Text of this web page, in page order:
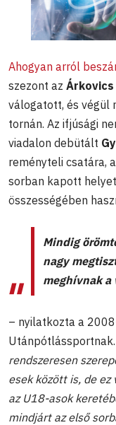
Ahogyan arról
szezont az
válogatott, és végül
tornán. Az ifjúsági
viadalon debütált
reményteli csatára,
sorban kapott
összességében
Mindig
nagy
meghívnak a
– nyilatkozta a
rendszeresen
esek között is, de
az U18-asok
mindjárt az első